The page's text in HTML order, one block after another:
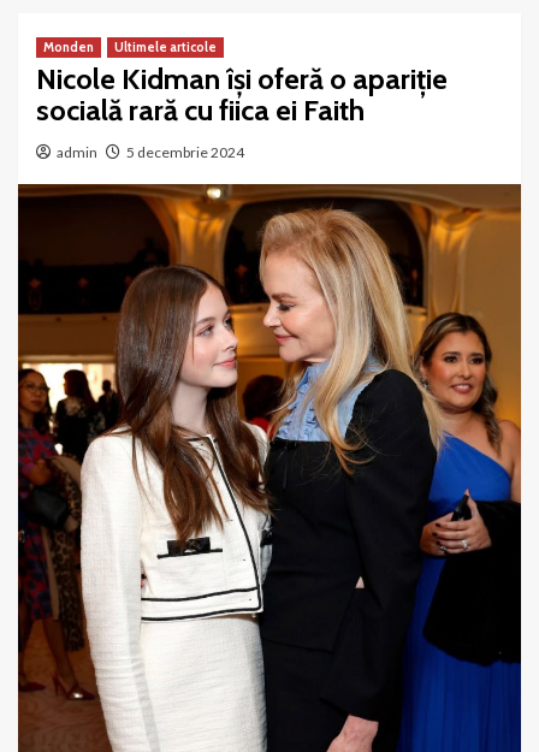
Monden Ultimele articole
Nicole Kidman își oferă o apariție
socială rară cu fiica ei Faith
admin 5 decembrie 2024